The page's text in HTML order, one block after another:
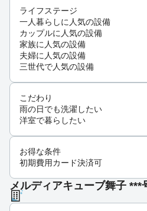
ライフステージ
一人暮らしに人気の設備
カップルに人気の設備
家族に人気の設備
夫婦に人気の設備
三世代で人気の設備
こだわり
雨の日でも洗濯したい
洋室で暮らしたい
お得な条件
初期費用カード決済可
メルディアキューブ舞子 ***